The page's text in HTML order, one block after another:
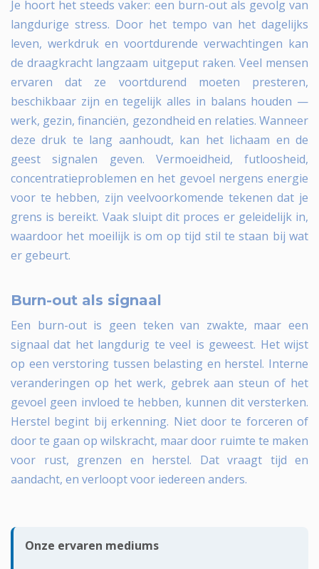
Je hoort het steeds vaker: een burn-out als gevolg van
langdurige stress. Door het tempo van het dagelijks
leven, werkdruk en voortdurende verwachtingen kan
de draagkracht langzaam uitgeput raken. Veel mensen
ervaren dat ze voortdurend moeten presteren,
beschikbaar zijn en tegelijk alles in balans houden —
werk, gezin, financiën, gezondheid en relaties. Wanneer
deze druk te lang aanhoudt, kan het lichaam en de
geest signalen geven. Vermoeidheid, futloosheid,
concentratieproblemen en het gevoel nergens energie
voor te hebben, zijn veelvoorkomende tekenen dat je
grens is bereikt. Vaak sluipt dit proces er geleidelijk in,
waardoor het moeilijk is om op tijd stil te staan bij wat
er gebeurt.
Burn-out als signaal
Een burn-out is geen teken van zwakte, maar een
signaal dat het langdurig te veel is geweest. Het wijst
op een verstoring tussen belasting en herstel. Interne
veranderingen op het werk, gebrek aan steun of het
gevoel geen invloed te hebben, kunnen dit versterken.
Herstel begint bij erkenning. Niet door te forceren of
door te gaan op wilskracht, maar door ruimte te maken
voor rust, grenzen en herstel. Dat vraagt tijd en
aandacht, en verloopt voor iedereen anders.
Onze ervaren mediums